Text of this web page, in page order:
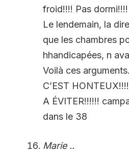
froid!!!! Pas dormi!!!!
Le lendemain, la
que les chambres
hhandicapées, n
Voilà ces arguments.
C’EST
A ÉVITER!!!!!!
dans le 38
Marie ..